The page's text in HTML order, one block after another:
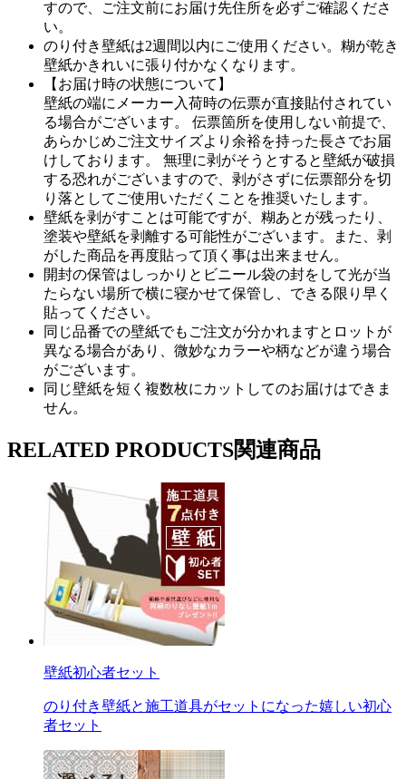
すので、ご注文前にお届け先住所を必ずご確認くださ
い。
のり付き壁紙は2週間以内にご使用ください。糊が乾き
壁紙かきれいに張り付かなくなります。
【お届け時の状態について】
壁紙の端にメーカー入荷時の伝票が直接貼付されてい
る場合がございます。 伝票箇所を使用しない前提で、
あらかじめご注文サイズより余裕を持った長さでお届
けしております。 無理に剥がそうとすると壁紙が破損
する恐れがございますので、剥がさずに伝票部分を切
り落としてご使用いただくことを推奨いたします。
壁紙を剥がすことは可能ですが、糊あとが残ったり、
塗装や壁紙を剥離する可能性がございます。また、剥
がした商品を再度貼って頂く事は出来ません。
開封の保管はしっかりとビニール袋の封をして光が当
たらない場所で横に寝かせて保管し、できる限り早く
貼ってください。
同じ品番での壁紙でもご注文が分かれますとロットが
異なる場合があり、微妙なカラーや柄などが違う場合
がございます。
同じ壁紙を短く複数枚にカットしてのお届けはできま
せん。
RELATED PRODUCTS関連商品
壁紙初心者セット
のり付き壁紙と施工道具がセットになった嬉しい初心
者セット